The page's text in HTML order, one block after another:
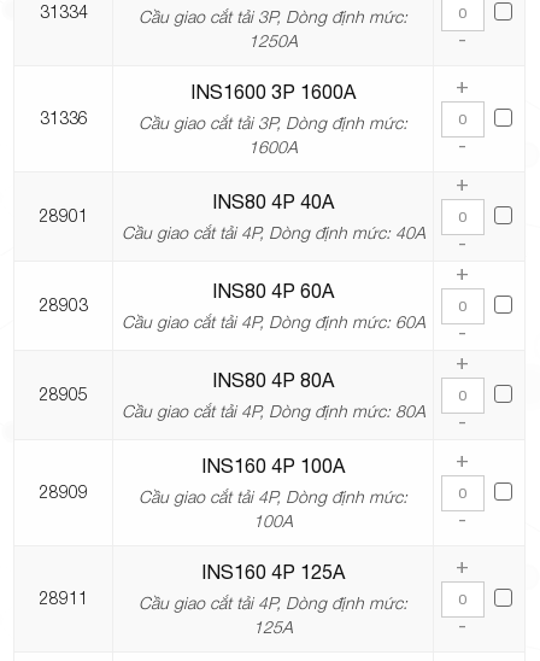
31334
Cầu giao cắt tải 3P, Dòng định mức:
1250A
-
31336
INS1600 3P 1600A
Cầu giao cắt tải 3P, Dòng định mức:
1600A
+
-
28901
INS80 4P 40A
Cầu giao cắt tải 4P, Dòng định mức: 40A
+
-
28903
INS80 4P 60A
Cầu giao cắt tải 4P, Dòng định mức: 60A
+
-
28905
INS80 4P 80A
Cầu giao cắt tải 4P, Dòng định mức: 80A
+
-
28909
INS160 4P 100A
Cầu giao cắt tải 4P, Dòng định mức:
100A
+
-
28911
INS160 4P 125A
Cầu giao cắt tải 4P, Dòng định mức:
125A
+
-